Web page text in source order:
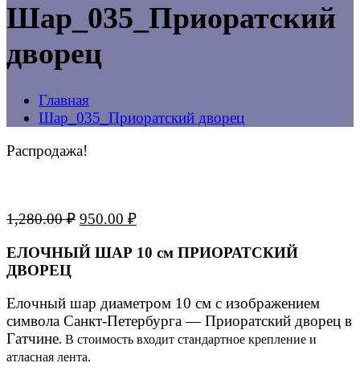
Шар_035_Приоратский
дворец
Главная
Шар_035_Приоратский дворец
Распродажа!
1,280.00₽ 950.00 ₽
ЕЛОЧНЫЙ ШАР 10 см ПРИОРАТСКИЙ
ДВОРЕЦ
Елочный шар диаметром 10 см с изображением
символа Санкт-Петербурга — Приоратский дворец в
Гатчине. В стоимость входит стандартное крепление и
атласная лента.